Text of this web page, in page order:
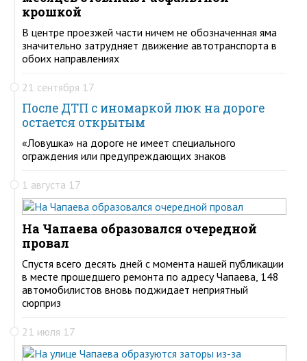
крошкой
В центре проезжей части ничем не обозначенная яма
значительно затрудняет движение автотранспорта в
обоих направлениях
21 сентября 17
После ДТП с иномаркой люк на дороге
остается открытым
«Ловушка» на дороге не имеет специального
ограждения или предупреждающих знаков
1 августа 17
На Чапаева образовался очередной
провал
Спустя всего десять дней с момента нашей публикации
в месте прошедшего ремонта по адресу Чапаева, 148
автомобилистов вновь поджидает неприятный
сюрприз
21 июля 17